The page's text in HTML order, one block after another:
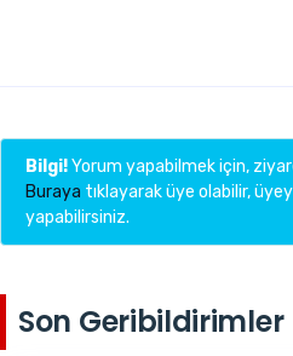
Bilgi!Yorum yapabilmek için,
Buraya tıklayarak üye olabilir,
yapabilirsiniz.
Son Geribildirimler